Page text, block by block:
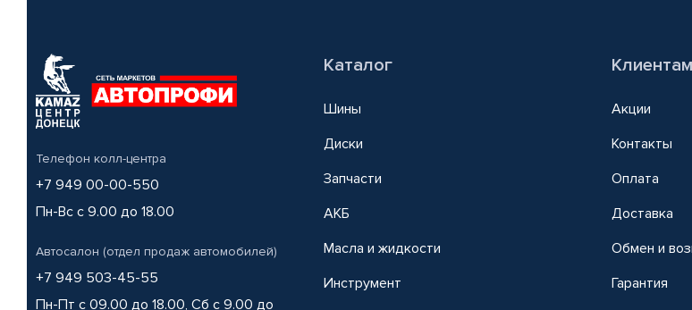
Телефон колл-центра
+7 949 00-00-550
Пн-Вс с 9.00 до 18.00
Автосалон (отдел продаж автомобилей)
+7 949 503-45-55
Пн-Пт с 09.00 до 18.00, Сб с 9.00 до
Каталог
Шины
Диски
Запчасти
АКБ
Масла и жидкости
Инструмент
Клиентам
Акции
Контакты
Оплата
Доставка
Обмен и
Гарантия